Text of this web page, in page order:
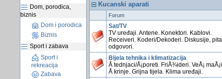
Dom, porodica,
biznis
Dom i porodica
Biznis
Sport i zabava
Sport i
rekreacija
Zabava
Kucanski aparati
Forum
Sat/TV
TV uređaji. Antene. Konektori. Kablovi.
Receiveri. Koderi/Dekoderi. Diskusije,
odgovori.
Bijela tehnika i klimatizacija
Å tednjaci/Å¡poreti. FriÅ¾ideri. VeÅ¡
Å krinje. Grijna tijela. Klima uređaji.